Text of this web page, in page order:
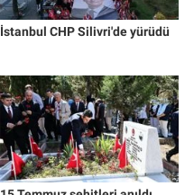
İstanbul CHP Silivri'de yürüdü